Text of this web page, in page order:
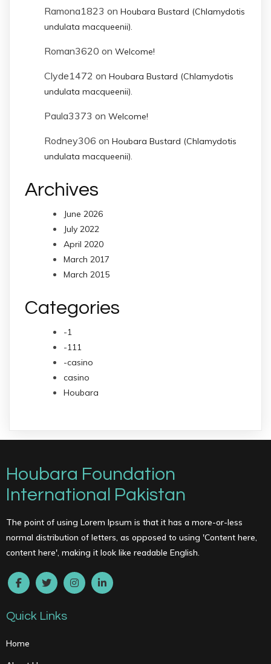
Ramona1823 on Houbara Bustard (Chlamydotis
undulata macqueenii).
Roman3620 on Welcome!
Clyde1472 on Houbara Bustard (Chlamydotis
undulata macqueenii).
Paula3373 on Welcome!
Rodney306 on Houbara Bustard (Chlamydotis
undulata macqueenii).
Archives
June 2026
July 2022
April 2020
March 2017
March 2015
Categories
-1
-111
-casino
casino
Houbara
Houbara Foundation
International Pakistan
The point of using Lorem Ipsum is that it has a more-or-less
normal distribution of letters, as opposed to using 'Content here,
content here', making it look like readable English.
Quick Links
Home